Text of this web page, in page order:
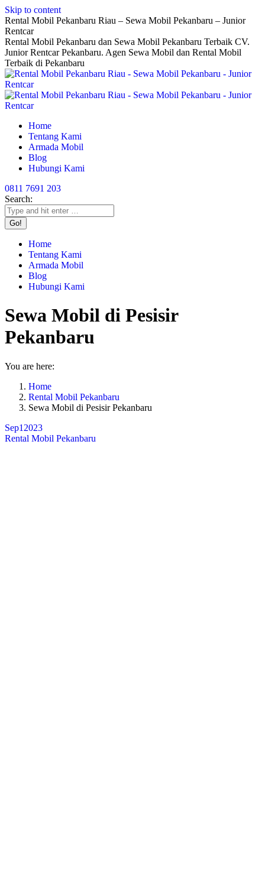
Skip to content
Rental Mobil Pekanbaru Riau – Sewa Mobil Pekanbaru – Junior
Rentcar
Rental Mobil Pekanbaru dan Sewa Mobil Pekanbaru Terbaik CV.
Junior Rentcar Pekanbaru. Agen Sewa Mobil dan Rental Mobil
Terbaik di Pekanbaru
Home
Tentang Kami
Armada Mobil
Blog
Hubungi Kami
0811 7691 203
Search:
Home
Tentang Kami
Armada Mobil
Blog
Hubungi Kami
Sewa Mobil di Pesisir
Pekanbaru
You are here:
Home
Rental Mobil Pekanbaru
Sewa Mobil di Pesisir Pekanbaru
Sep1 2023
Rental Mobil Pekanbaru